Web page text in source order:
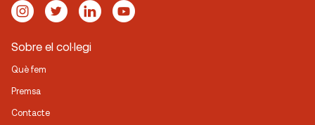
Sobre el col·legi
Què fem
Premsa
Contacte